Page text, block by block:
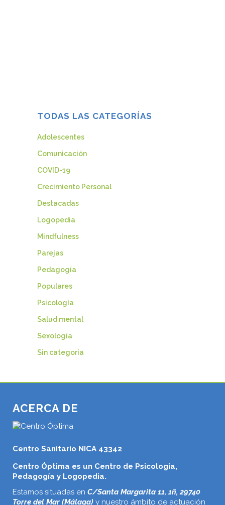
TODAS LAS CATEGORÍAS
Adolescentes
Comunicación
COVID-19
Crecimiento Personal
Destacadas
Logopedia
Mindfulness
Parejas
Pedagogía
Populares
Psicología
Salud mental
Sexología
Sin categoría
ACERCA DE
Centro Sanitario NICA 43342
Centro Óptima es un Centro de Psicología,
Pedagogía y Logopedia.
Estamos situadas en C/Santa Margarita 11, 1ñ, 29740
Torre del Mar (Málaga) y nuestro ámbito de actuación